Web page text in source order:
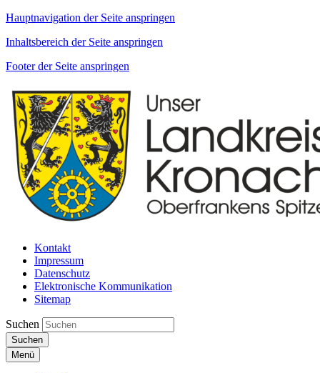
Hauptnavigation der Seite anspringen
Inhaltsbereich der Seite anspringen
Footer der Seite anspringen
Kontakt
Impressum
Datenschutz
Elektronische Kommunikation
Sitemap
Suchen
Suchen
Menü